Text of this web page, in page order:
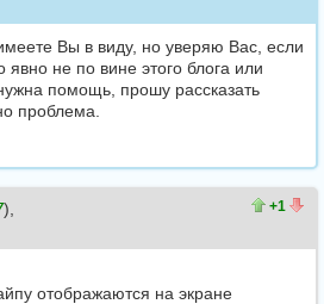
Вы в виду, но уверяю Вас, если
явно не по вине этого блога или
помощь, прошу рассказать
проблема.
+1
),
отображаются на экране